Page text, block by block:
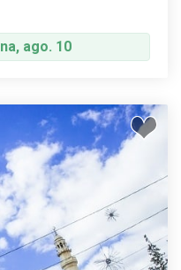
ago. 10